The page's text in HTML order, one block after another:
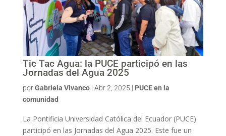
Tic Tac Agua: la PUCE participó en las
Jornadas del Agua 2025
porGabriela Vivanco| Abr 2, 2025 | PUCE en la
comunidad
La Pontificia Universidad Católica del Ecuador (PUCE)
participó en las Jornadas del Agua 2025. Este fue un